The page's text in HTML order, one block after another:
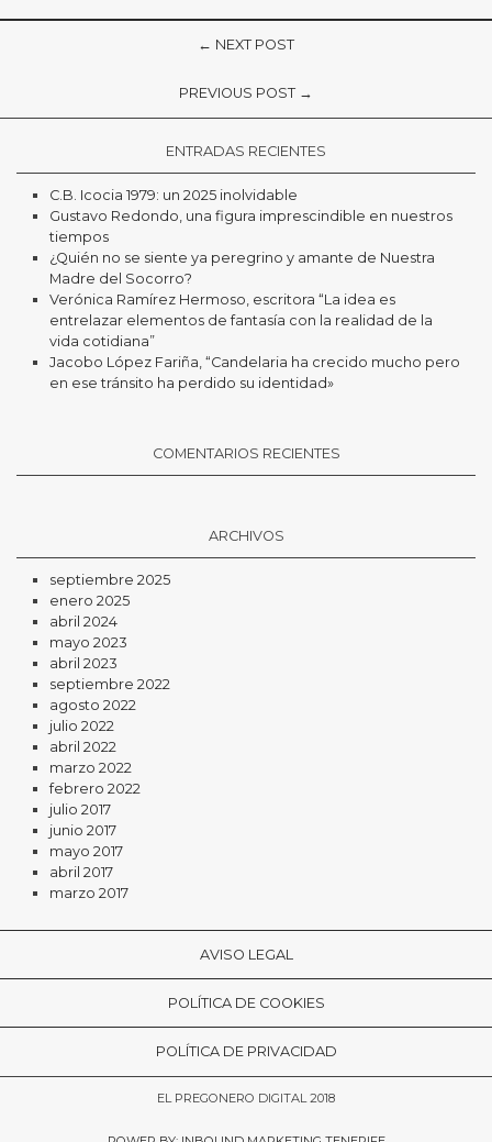
← NEXT POST
PREVIOUS POST →
ENTRADAS RECIENTES
C.B. Icocia 1979: un 2025 inolvidable
Gustavo Redondo, una figura imprescindible en nuestros
tiempos
¿Quién no se siente ya peregrino y amante de Nuestra
Madre del Socorro?
Verónica Ramírez Hermoso, escritora “La idea es
entrelazar elementos de fantasía con la realidad de la
vida cotidiana”
Jacobo López Fariña, “Candelaria ha crecido mucho pero
en ese tránsito ha perdido su identidad»
COMENTARIOS RECIENTES
ARCHIVOS
septiembre 2025
enero 2025
abril 2024
mayo 2023
abril 2023
septiembre 2022
agosto 2022
julio 2022
abril 2022
marzo 2022
febrero 2022
julio 2017
junio 2017
mayo 2017
abril 2017
marzo 2017
AVISO LEGAL
POLÍTICA DE COOKIES
POLÍTICA DE PRIVACIDAD
EL PREGONERO DIGITAL 2018